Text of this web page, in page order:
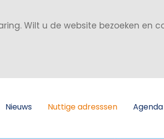
Wilt u de website bezoeken en
Nieuws Nuttige adresssen Agenda